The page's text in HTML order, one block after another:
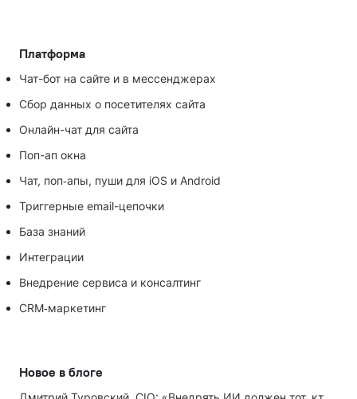
Платформа
Чат-бот на сайте и в мессенджерах
Сбор данных о посетителях сайта
Онлайн-чат для сайта
Поп-ап окна
Чат, поп‑апы, пуши для iOS и Android
Триггерные email-цепочки
База знаний
Интеграции
Внедрение сервиса и консалтинг
CRM‑маркетинг
Новое в блоге